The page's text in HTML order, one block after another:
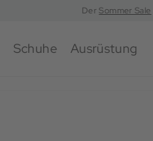
DerSommer Sale
Schuhe Ausrüstung